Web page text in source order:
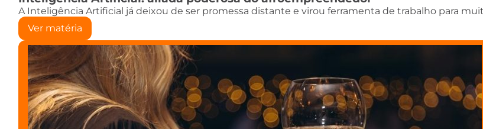
A Inteligência Artificial já deixou de ser promessa distante e virou ferramenta de trabalho para
Ver matéria